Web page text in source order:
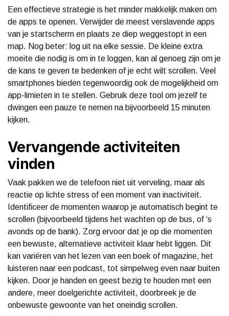
Een effectieve strategie is het minder makkelijk maken om
de apps te openen. Verwijder de meest verslavende apps
van je startscherm en plaats ze diep weggestopt in een
map. Nog beter: log uit na elke sessie. De kleine extra
moeite die nodig is om in te loggen, kan al genoeg zijn om je
de kans te geven te bedenken of je echt wilt scrollen. Veel
smartphones bieden tegenwoordig ook de mogelijkheid om
app-limieten in te stellen. Gebruik deze tool om jezelf te
dwingen een pauze te nemen na bijvoorbeeld 15 minuten
kijken.
Vervangende activiteiten
vinden
Vaak pakken we de telefoon niet uit verveling, maar als
reactie op lichte stress of een moment van inactiviteit.
Identificeer de momenten waarop je automatisch begint te
scrollen (bijvoorbeeld tijdens het wachten op de bus, of ‘s
avonds op de bank). Zorg ervoor dat je op die momenten
een bewuste, alternatieve activiteit klaar hebt liggen. Dit
kan variëren van het lezen van een boek of magazine, het
luisteren naar een podcast, tot simpelweg even naar buiten
kijken. Door je handen en geest bezig te houden met een
andere, meer doelgerichte activiteit, doorbreek je de
onbewuste gewoonte van het oneindig scrollen.